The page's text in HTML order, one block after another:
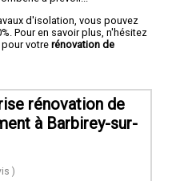
d'isolation, vous pouvez
Pour en savoir plus, n'hésitez
votre rénovation de
rénovation de
à Barbirey-sur-
)